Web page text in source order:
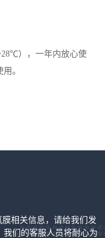
），一年内放心使
。
相关信息，请给我们发
们的客服人员将耐心为